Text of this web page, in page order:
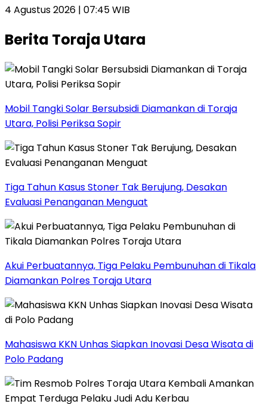
4 Agustus 2026 | 07:45 WIB
Berita Toraja Utara
Mobil Tangki Solar Bersubsidi Diamankan di Toraja
Utara, Polisi Periksa Sopir
Tiga Tahun Kasus Stoner Tak Berujung, Desakan
Evaluasi Penanganan Menguat
Akui Perbuatannya, Tiga Pelaku Pembunuhan di Tikala
Diamankan Polres Toraja Utara
Mahasiswa KKN Unhas Siapkan Inovasi Desa Wisata di
Polo Padang